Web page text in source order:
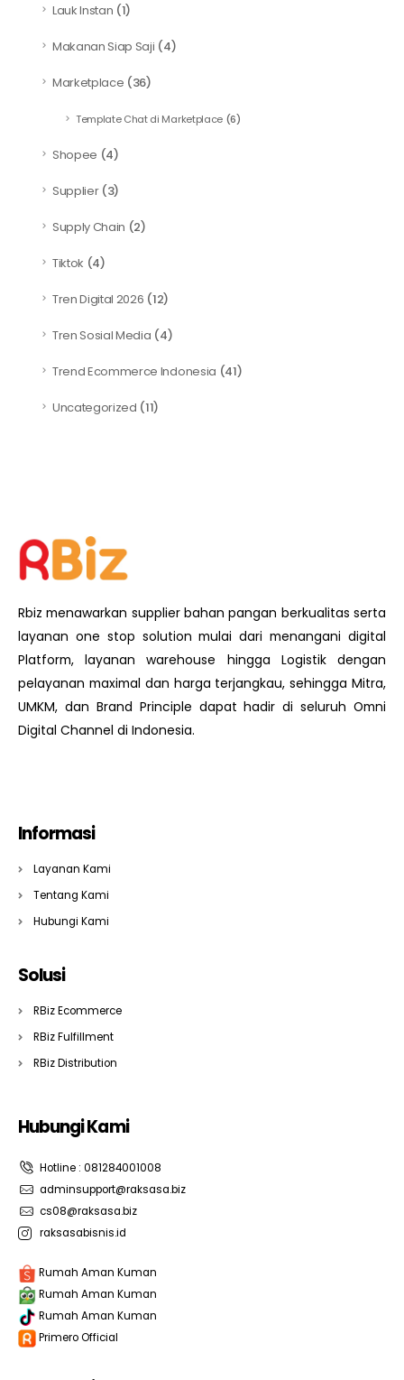
Lauk Instan (1)
Makanan Siap Saji (4)
Marketplace (36)
Template Chat di Marketplace(6)
Shopee (4)
Supplier(3)
Supply Chain (2)
Tiktok (4)
Tren Digital 2026 (12)
Tren Sosial Media (4)
Trend Ecommerce Indonesia (41)
Uncategorized (11)
Rbiz menawarkan supplier bahan pangan berkualitas serta
layanan one stop solution mulai dari menangani digital
Platform, layanan warehouse hingga Logistik dengan
pelayanan maximal dan harga terjangkau, sehingga Mitra,
UMKM, dan Brand Principle dapat hadir di seluruh Omni
Digital Channel di Indonesia.
Informasi
Layanan Kami
Tentang Kami
Hubungi Kami
Solusi
RBiz Ecommerce
RBiz Fulfillment
RBiz Distribution
Hubungi Kami
Hotline : 081284001008
adminsupport@raksasa.biz
cs08@raksasa.biz
raksasabisnis.id
Rumah Aman Kuman
Rumah Aman Kuman
Rumah Aman Kuman
Primero Official